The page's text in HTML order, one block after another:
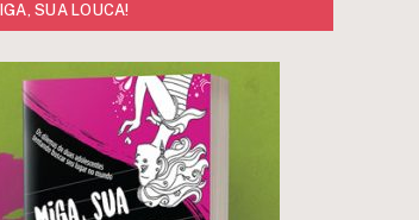
SUA LOUCA!